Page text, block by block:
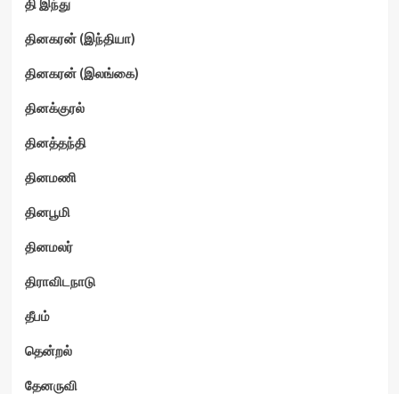
தி இந்து
தினகரன் (இந்தியா)
தினகரன் (இலங்கை)
தினக்குரல்
தினத்தந்தி
தினமணி
தினபூமி
தினமலர்
திராவிடநாடு
தீபம்
தென்றல்
தேனருவி